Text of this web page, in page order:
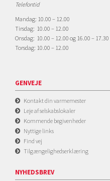
Telefontid
Mandag: 10.00 – 12.00
Tirsdag: 10.00 – 12.00
Onsdag: 10.00 – 12.00 og 16.00 – 17.30
Torsdag: 10.00 – 12.00
GENVEJE
Kontakt din varmemester
Leje af selskabslokaler
Kommende begivenheder
Nyttige links
Find vej
Tilgængelighedserklæring
NYHEDSBREV